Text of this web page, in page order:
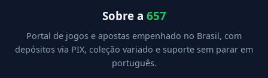
Sobre a 657
Portal de jogos e apostas empenhado no Brasil, com
depósitos via PIX, coleção variado e suporte sem parar em
português.